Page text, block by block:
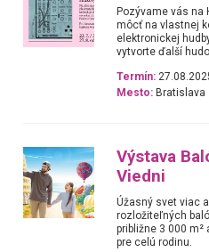
Pozývame vás na
môcť na vlastnej
elektronickej
vytvorte ďalší
Termín:
Mesto: Bratislava
Výstava
Viedni
Úžasný svet viac
rozložiteľných
približne 3 000 m²
pre celú rodinu.